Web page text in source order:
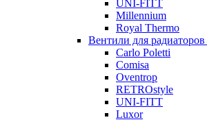
UNI-FITT
Millennium
Royal Thermo
Вентили для радиаторов
Carlo Poletti
Comisa
Oventrop
RETROstyle
UNI-FITT
Luxor